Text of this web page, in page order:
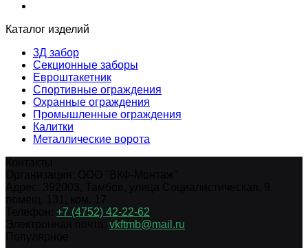
Каталог изделий
3Д забор
Секционные заборы
Евроштакетник
Спортивные ограждения
Охранные ограждения
Промышленные ограждения
Калитки
Металлические ворота
+7 (4752) 42-22-62
vkftmb@mail.ru